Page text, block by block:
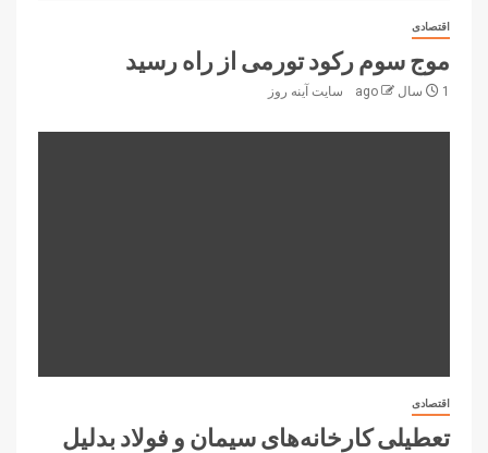
اقتصادی
موج سوم رکود تورمی از راه رسید
1 سال ago سایت آینه‌ روز
اقتصادی
تعطیلی کارخانه‌های سیمان و فولاد بدلیل